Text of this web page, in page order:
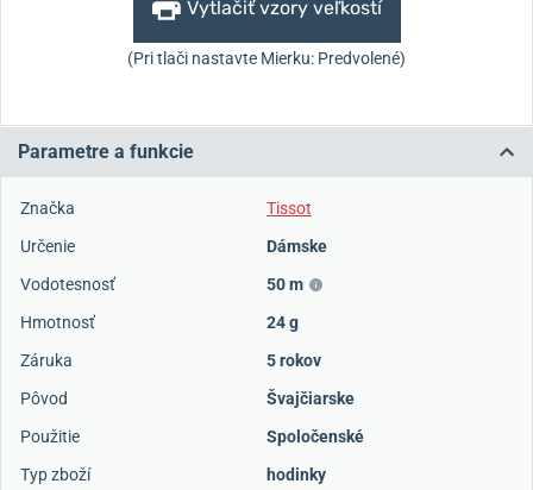
Vytlačiť vzory veľkostí
(Pri tlači nastavte Mierku: Predvolené)
Parametre a funkcie
Značka
Tissot
Určenie
Dámske
Vodotesnosť
50 m
Hmotnosť
24 g
Záruka
5 rokov
Pôvod
Švajčiarske
Použitie
Spoločenské
Typ zboží
hodinky